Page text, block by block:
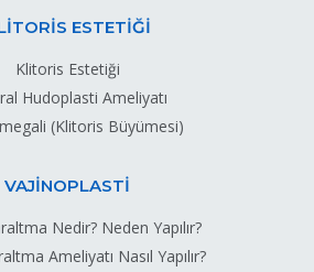
ESTETİĞİ
Klitoris Estetiği
Hudoplasti Ameliyatı
(Klitoris Büyümesi)
VAJİNOPLASTİ
Nedir? Neden Yapılır?
Ameliyatı Nasıl Yapılır?